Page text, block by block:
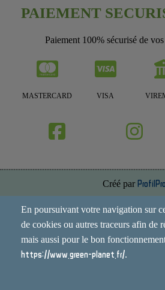
En poursuivant votre navigation sur
de cookies ou autres traceurs afin de
mais aussi pour le bon
https://www.green-planet.fr/.
PAIEMENT
Paiement 100% sécurisé de
MASTERCARD VISA
Créé par ProfilPro
Annuaire de site
Mentions Légales